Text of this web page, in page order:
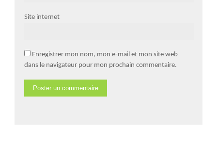
Site internet
Enregistrer mon nom, mon e-mail et mon site web
dans le navigateur pour mon prochain commentaire.